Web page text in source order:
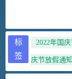
标
签
2022年国
庆节放假通知